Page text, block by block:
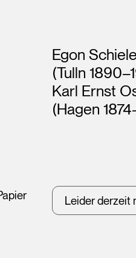
Künstler*innen
Egon Schiele
(Tulln
Karl Ernst
(Hagen
Leider derzeit